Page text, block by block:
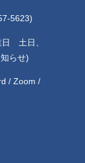
5623)
土日、
らせ)
/ Zoom /